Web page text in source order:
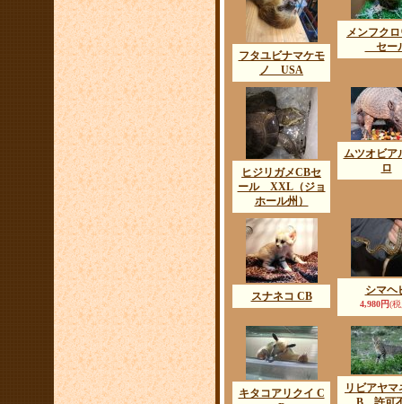
フタユビナマケモ
ノ USA
メンフク
セー
ヒジリガメCBセ
ール XXL（ジョ
ホール州）
ムツオビア
ロ
スナネコ CB シマヘ
4,980円(
キタコアリクイ C
リビアヤマ